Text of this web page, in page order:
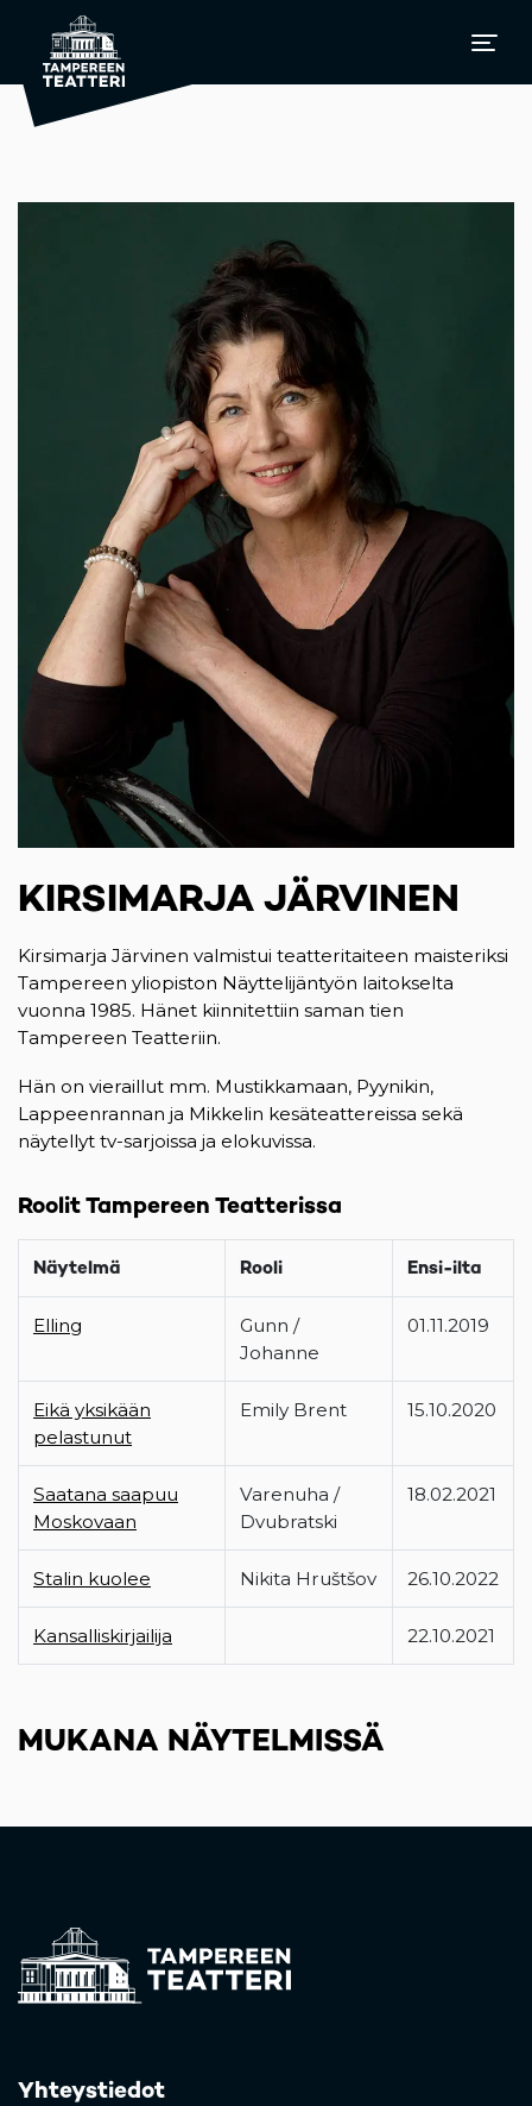
KIRSIMARJA JÄRVINEN
Kirsimarja Järvinen valmistui teatteritaiteen maisteriksi
Tampereen yliopiston Näyttelijäntyön laitokselta
vuonna 1985. Hänet kiinnitettiin saman tien
Tampereen Teatteriin.
Hän on vieraillut mm. Mustikkamaan, Pyynikin,
Lappeenrannan ja Mikkelin kesäteattereissa sekä
näytellyt tv-sarjoissa ja elokuvissa.
Roolit Tampereen Teatterissa
Näytelmä Rooli Ensi-ilta
Elling
Gunn /
Johanne
01.11.2019
Eikä yksikään
pelastunut
Emily Brent 15.10.2020
Saatana saapuu
Moskovaan
Varenuha /
Dvubratski
18.02.2021
Stalin kuolee Nikita Hruštšov 26.10.2022
Kansalliskirjailija 22.10.2021
MUKANA NÄYTELMISSÄ
Yhteystiedot